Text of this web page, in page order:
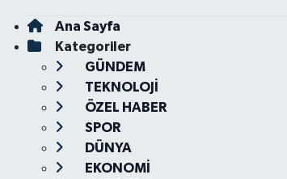
Ana Sayfa
Kategoriler
GÜNDEM
TEKNOLOJİ
ÖZEL HABER
SPOR
DÜNYA
EKONOMİ